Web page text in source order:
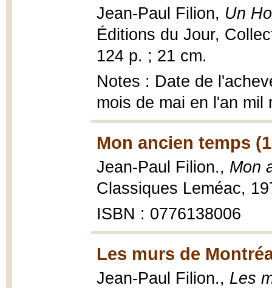
Jean-Paul Filion, Un
Éditions du Jour,
124 p. ; 21 cm.
Notes : Date de
mois de mai en l'an
Mon ancien temps
Jean-Paul Filion., Mon
Classiques Leméac,
ISBN : 0776138006
Les murs de
Jean-Paul Filion., Les